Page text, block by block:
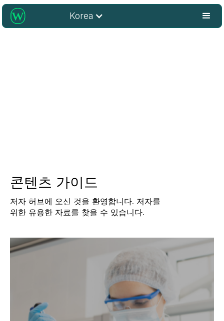
Korea
콘텐츠 가이드
저자 허브에 오신 것을 환영합니다. 저자를
위한 유용한 자료를 찾을 수 있습니다.